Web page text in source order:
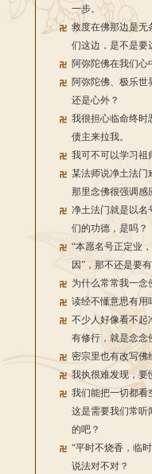
一步。
救度在佛那边是无
们这边，是不是要
阿弥陀佛在我们心
阿弥陀佛、极乐世
还是心外？
我很担心临命终时
债主来拉我。
我可不可以学习祖
某法师说净土法门
那里念佛很强调感
净土法门就是以名
们的功德，是吗？
“本愿名号正定业
因”，那不还是要
为什么常常我一念
读经不懂意思有用
不少人好像看不起
有修行，就是念念
密宗里也有改写佛
我执很难发现，要
我们能把一切都看
这是需要我们常听
的吧？
“平时不烧香，临
说法对不对？